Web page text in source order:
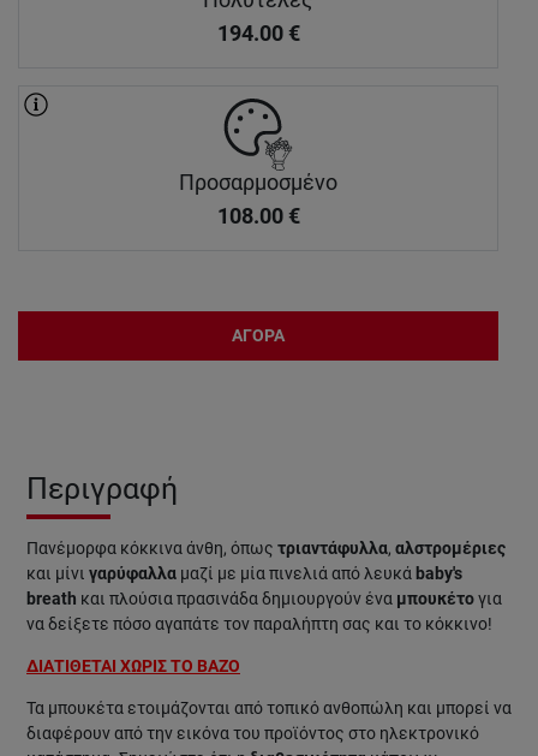
194.00 €
Προσαρμοσμένο
108.00 €
ΑΓΟΡΑ
Περιγραφή
Πανέμορφα κόκκινα άνθη, όπως τριαντάφυλλα, αλστρομέριες
και μίνι γαρύφαλλα μαζί με μία πινελιά από λευκά baby's
breath και πλούσια πρασινάδα δημιουργούν ένα μπουκέτογια
να δείξετε πόσο αγαπάτε τον παραλήπτη σας και το κόκκινο!
ΔΙΑΤΙΘΕΤΑΙ ΧΩΡΙΣ ΤΟ ΒΑΖΟ
Τα μπουκέτα ετοιμάζονται από τοπικό ανθοπώλη και μπορεί να
διαφέρουν από την εικόνα του προϊόντος στο ηλεκτρονικό